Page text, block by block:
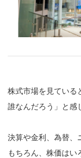
株式市場を見ている
誰なんだろう」と感
決算や金利、為替
もちろん、株価はい